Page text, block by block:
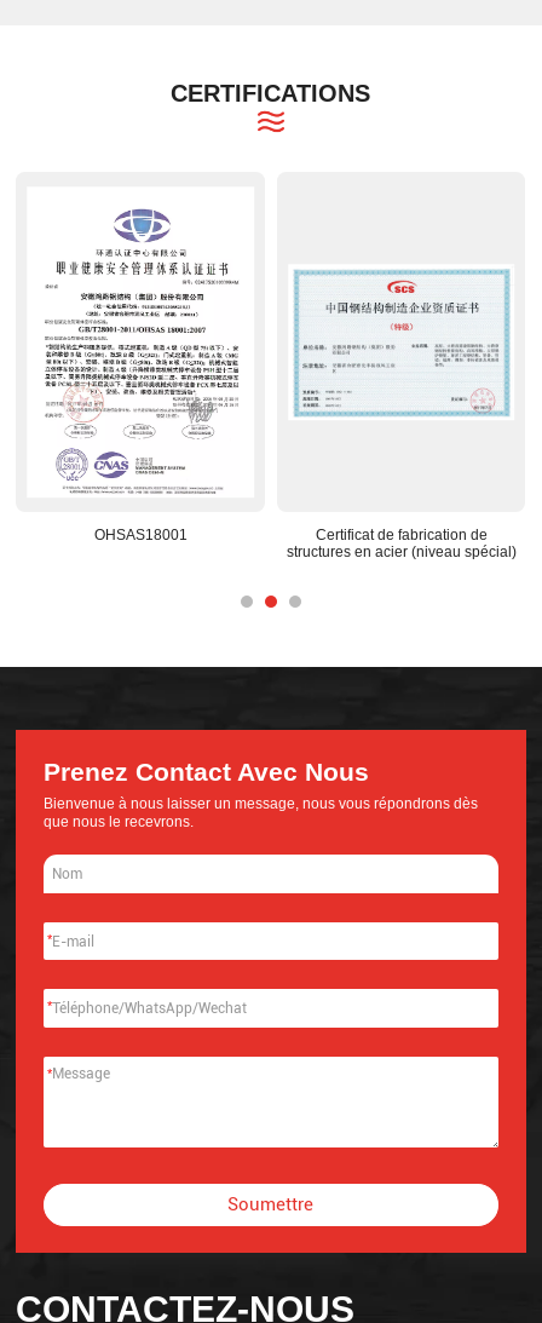
CERTIFICATIONS
OHSAS18001
Certificat de fabrication de
structures en acier (niveau spécial)
Centre
CONTACTEZ-NOUS
Prenez Contact Avec Nous
Bienvenue à nous laisser un message, nous vous répondrons dès
que nous le recevrons.
*
*
*
Soumettre